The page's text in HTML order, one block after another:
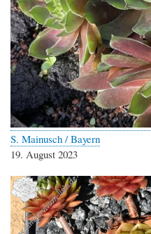
S. Mainusch / Bayern
19. August 2023